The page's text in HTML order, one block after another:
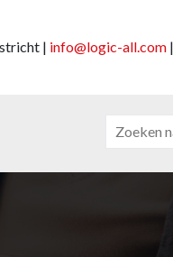
| info@logic-all.com |